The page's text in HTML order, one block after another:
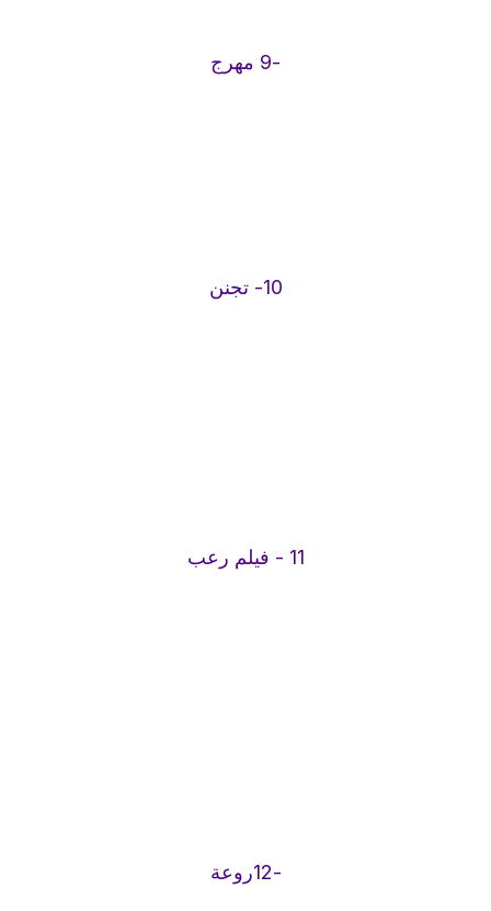
-9 مهرج
10- تجنن
11 - فيلم رعب
-12روعة